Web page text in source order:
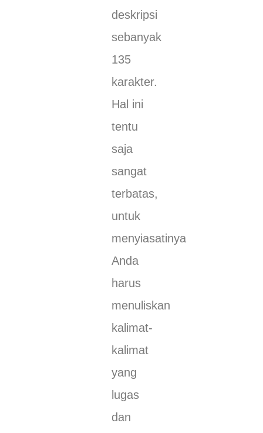
deskripsi
sebanyak
135
karakter.
Hal ini
tentu
saja
sangat
terbatas,
untuk
menyiasatinya
Anda
harus
menuliskan
kalimat-
kalimat
yang
lugas
dan